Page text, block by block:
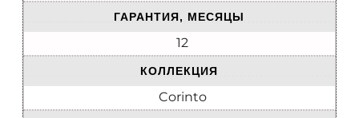
ГАРАНТИЯ, МЕСЯЦЫ
12
КОЛЛЕКЦИЯ
Corinto